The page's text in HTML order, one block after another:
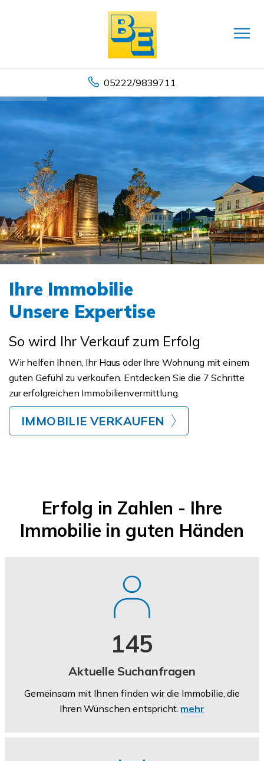
05222/9839711
Ihre Immobilie
Unsere Expertise
So wird Ihr Verkauf zum Erfolg
Wir helfen Ihnen, Ihr Haus oder Ihre Wohnung mit einem
guten Gefühl zu verkaufen. Entdecken Sie die 7 Schritte
zur erfolgreichen Immobilienvermittlung.
IMMOBILIE VERKAUFEN
Erfolg in Zahlen - Ihre
Immobilie in guten Händen
145
Aktuelle Suchanfragen
Gemeinsam mit Ihnen finden wir die Immobilie, die
Ihren Wünschen entspricht. mehr